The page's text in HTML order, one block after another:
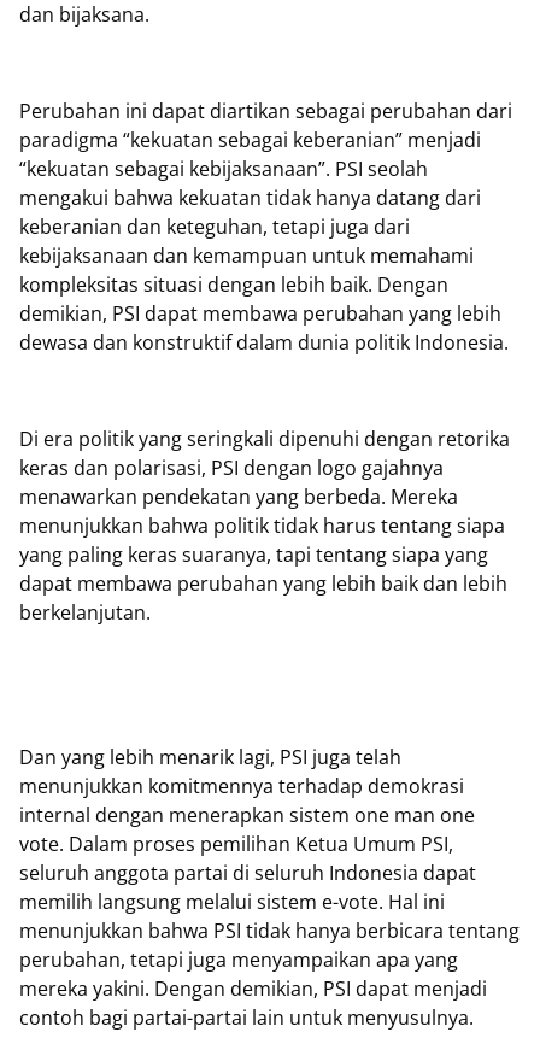
dan bijaksana.
Perubahan ini dapat diartikan sebagai perubahan dari
paradigma “kekuatan sebagai keberanian” menjadi
“kekuatan sebagai kebijaksanaan”. PSI seolah
mengakui bahwa kekuatan tidak hanya datang dari
keberanian dan keteguhan, tetapi juga dari
kebijaksanaan dan kemampuan untuk memahami
kompleksitas situasi dengan lebih baik. Dengan
demikian, PSI dapat membawa perubahan yang lebih
dewasa dan konstruktif dalam dunia politik Indonesia.
Di era politik yang seringkali dipenuhi dengan retorika
keras dan polarisasi, PSI dengan logo gajahnya
menawarkan pendekatan yang berbeda. Mereka
menunjukkan bahwa politik tidak harus tentang siapa
yang paling keras suaranya, tapi tentang siapa yang
dapat membawa perubahan yang lebih baik dan lebih
berkelanjutan.
Dan yang lebih menarik lagi, PSI juga telah
menunjukkan komitmennya terhadap demokrasi
internal dengan menerapkan sistem one man one
vote. Dalam proses pemilihan Ketua Umum PSI,
seluruh anggota partai di seluruh Indonesia dapat
memilih langsung melalui sistem e-vote. Hal ini
menunjukkan bahwa PSI tidak hanya berbicara tentang
perubahan, tetapi juga menyampaikan apa yang
mereka yakini. Dengan demikian, PSI dapat menjadi
contoh bagi partai-partai lain untuk menyusulnya.